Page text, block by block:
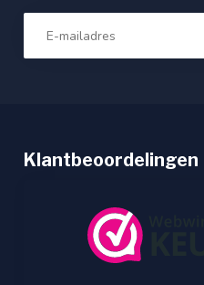
Klantbeoordelingen